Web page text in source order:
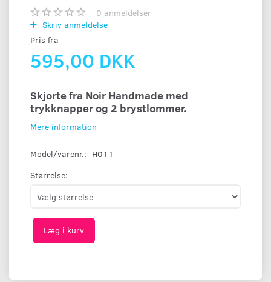
0 anmeldelser
Skriv anmeldelse
Pris fra
595,00 DKK
Skjorte fra Noir Handmade med
trykknapper og 2 brystlommer.
Mere information
Model/varenr.: H011
Størrelse:
Læg i kurv